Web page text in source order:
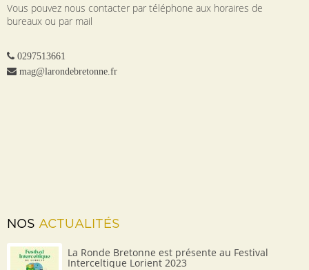
Vous pouvez nous contacter par téléphone aux horaires de
bureaux ou par mail
0297513661
mag@larondebretonne.fr
NOS ACTUALITÉS
La Ronde Bretonne est présente au Festival
Interceltique Lorient 2023